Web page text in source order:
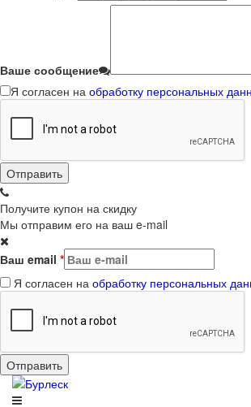
Ваше сообщение
Я согласен на обработку персональных
Получите купон на скидку
Мы отправим его на ваш e-mail
Ваш email *
Я согласен на обработку персональных